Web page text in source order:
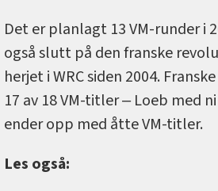
Det er planlagt 13 VM-runder i
også slutt på den franske
herjet i WRC siden 2004.
17 av 18 VM-titler ‒ Loeb med
ender opp med åtte VM-titler.
Les også: